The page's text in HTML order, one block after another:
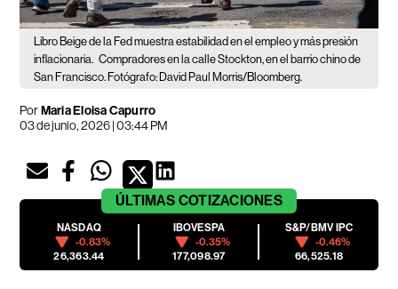
Libro Beige de la Fed muestra estabilidad en el empleo y más presión
inflacionaria. Compradores en la calle Stockton, en el barrio chino de
San Francisco. Fotógrafo: David Paul Morris/Bloomberg.
PorMaria Eloisa Capurro
03 de junio, 2026 | 03:44 PM
ÚLTIMAS COTIZACIONES
NASDAQ
-0.83%
26,363.44
IBOVESPA
-0.35%
177,098.97
S&P/BMV IPC
-0.46%
66,525.18